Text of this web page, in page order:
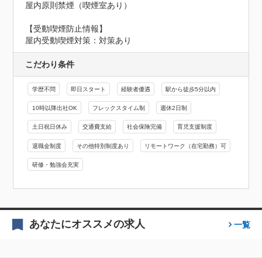
屋内原則禁煙（喫煙室あり）
【受動喫煙防止情報】
屋内受動喫煙対策：対策あり
こだわり条件
学歴不問 即日スタート 経験者優遇 駅から徒歩5分以内
10時以降出社OK フレックスタイム制 週休2日制
土日祝日休み 交通費支給 社会保険完備 育児支援制度
退職金制度 その他特別制度あり リモートワーク（在宅勤務）可
研修・勉強会充実
あなたにオススメの求人 一覧